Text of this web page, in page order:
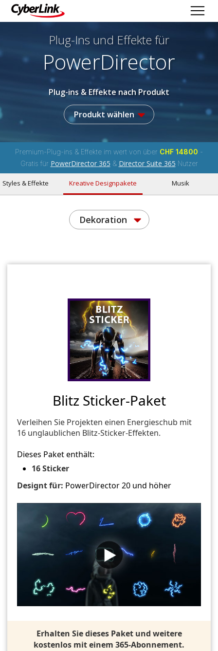
Plug-Ins und Effekte für
PowerDirector
Plug-ins & Effekte nach Produkt
Produkt wählen
Premium-Plug-ins & Effekte im wert von über CHF 14800 -
Gratis für PowerDirector 365 & Director Suite 365 Nutzer
Styles & Effekte Kreative Designpakete Musik
Dekoration
Blitz Sticker-Paket
Verleihen Sie Projekten einen Energieschub mit
16 unglaublichen Blitz-Sticker-Effekten.
Dieses Paket enthält:
16 Sticker
Designt für: PowerDirector 20 und höher
Erhalten Sie dieses Paket und weitere
kostenlos mit einem 365-Abonnement.